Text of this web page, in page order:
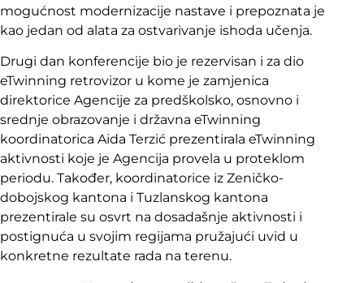
mogućnost modernizacije nastave i prepoznata je
kao jedan od alata za ostvarivanje ishoda učenja.
Drugi dan konferencije bio je rezervisan i za dio
eTwinning retrovizor u kome je zamjenica
direktorice Agencije za predškolsko, osnovno i
srednje obrazovanje i državna eTwinning
koordinatorica Aida Terzić prezentirala eTwinning
aktivnosti koje je Agencija provela u proteklom
periodu. Također, koordinatorice iz Zeničko-
dobojskog kantona i Tuzlanskog kantona
prezentirale su osvrt na dosadašnje aktivnosti i
postignuća u svojim regijama pružajući uvid u
konkretne rezultate rada na terenu.